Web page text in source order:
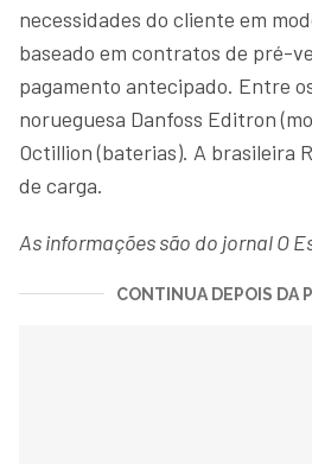
necessidades do cliente em
baseado em contratos de pré-
pagamento antecipado. Entre
norueguesa Danfoss Editron
Octillion (baterias). A brasileira
de carga.
As informações são do jornal O
CONTINUA DEPOIS DA